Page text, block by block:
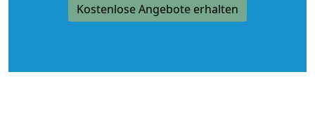
Kostenlose Angebote erhalten